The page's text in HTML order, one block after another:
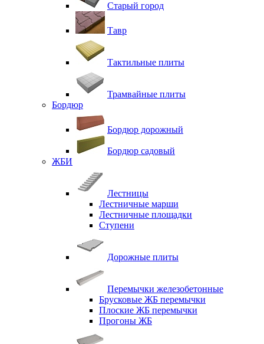
Старый город
Тавр
Тактильные плиты
Трамвайные плиты
Бордюр
Бордюр дорожный
Бордюр садовый
ЖБИ
Лестницы
Лестничные марши
Лестничные площадки
Ступени
Дорожные плиты
Перемычки железобетонные
Брусковые ЖБ перемычки
Плоские ЖБ перемычки
Прогоны ЖБ